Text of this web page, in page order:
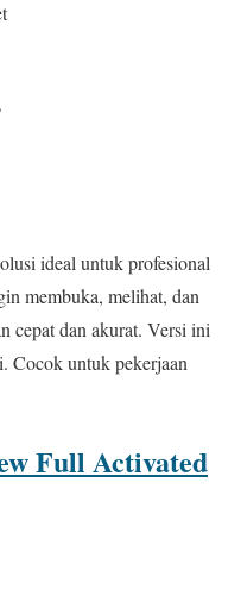
ideal untuk profesional
membuka, melihat, dan
cepat dan akurat. Versi ini
Cocok untuk pekerjaan
Full Activated